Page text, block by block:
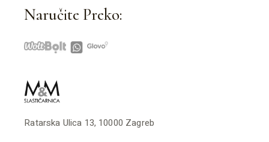
Naručite Preko:
Ratarska Ulica 13, 10000 Zagreb